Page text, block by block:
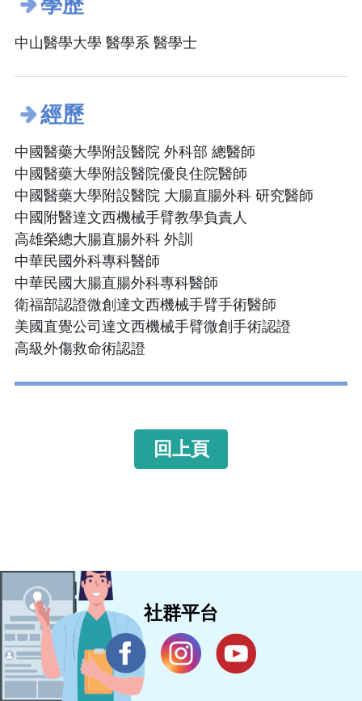
學歷
中山醫學大學 醫學系 醫學士
經歷
中國醫藥大學附設醫院 外科部 總醫師
中國醫藥大學附設醫院優良住院醫師
中國醫藥大學附設醫院 大腸直腸外科 研究醫師
中國附醫達文西機械手臂教學負責人
高雄榮總大腸直腸外科 外訓
中華民國外科專科醫師
中華民國大腸直腸外科專科醫師
衛福部認證微創達文西機械手臂手術醫師
美國直覺公司達文西機械手臂微創手術認證
高級外傷救命術認證
回上頁
社群平台